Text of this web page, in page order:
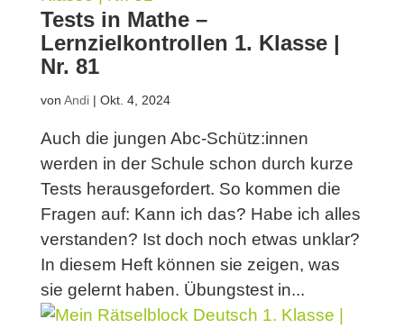
Tests in Mathe –
Lernzielkontrollen 1. Klasse |
Nr. 81
von Andi| Okt. 4, 2024
Auch die jungen Abc-Schütz:innen
werden in der Schule schon durch kurze
Tests herausgefordert. So kommen die
Fragen auf: Kann ich das? Habe ich alles
verstanden? Ist doch noch etwas unklar?
In diesem Heft können sie zeigen, was
sie gelernt haben. Übungstest in...